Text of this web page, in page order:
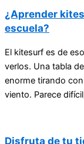
¿Aprender
escuela?
El kitesurf es de
verlos. Una tabla
enorme tirando
viento. Parece
Disfruta de tu